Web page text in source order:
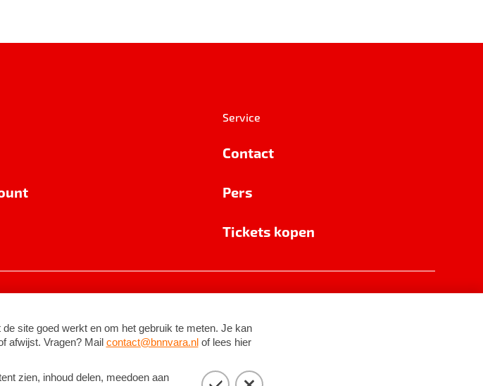
Service
Contact
Pers
Tickets kopen